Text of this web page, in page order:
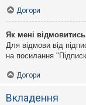
Догори
Як мені
Для відмови від
на посилання
Догори
Вкладення